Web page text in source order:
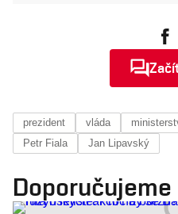
prezident vláda
Petr Fiala
Jan Lipavský
Doporučujeme